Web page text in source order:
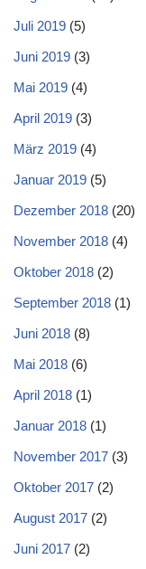
Juli 2019 (5)
Juni 2019 (3)
Mai 2019 (4)
April 2019 (3)
März 2019 (4)
Januar 2019 (5)
Dezember 2018 (20)
November 2018 (4)
Oktober 2018 (2)
September 2018 (1)
Juni 2018 (8)
Mai 2018 (6)
April 2018 (1)
Januar 2018 (1)
November 2017 (3)
Oktober 2017 (2)
August 2017 (2)
Juni 2017 (2)